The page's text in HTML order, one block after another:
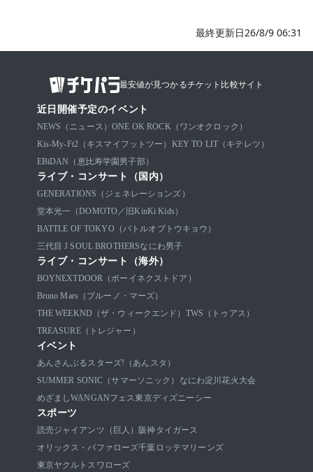
最終更新日26/8/9 06:31
最安値が見つかるチケット比較サイト
近日開催予定のイベント
NEWS（ニュース） ONE OK ROCK（ワンオクロック）
Kis-My-Ft2（キスマイフットツー） KEY TO LIT（キテレツ）
EBiDAN（恵比寿学園男子部）
ライブ・コンサート（国内）
GENERATIONS（ジェネレーションズ）
堂本光一（DOMOTO／旧KinKi Kids）
BATTLE OF TOKYO（バトルオブトウキョウ）
三代目 J SOUL BROTHERSなにわ男子
ライブ・コンサート（海外）
BOYNEXTDOOR（ボーイネクストドア）
Bruno Mars（ブルーノ・マーズ）
THE WEEKND（ザ・ウィークエンド） TWS（トゥアス）
TREASURE（トレジャー）
イベント
あんさんぶるスターズ!（あんスタ）
SUMMER SONIC（サマーソニック） なにわ淀川花火大会
めざましWANGANフェス東京ディズニーシー
スポーツ
読売ジャイアンツ（巨人）
阪神タイガース
オリックス・バファローズ千葉ロッテマリーンズ
東京ヤクルトスワローズ